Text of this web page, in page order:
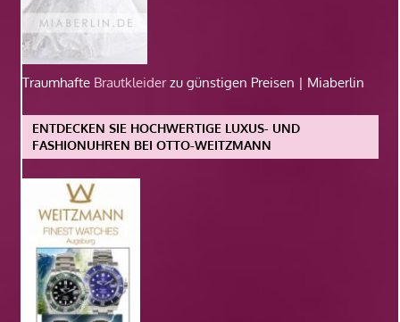
Traumhafte Brautkleiderzu günstigen Preisen | Miaberlin
ENTDECKEN SIE HOCHWERTIGE LUXUS- UND
FASHIONUHREN BEI OTTO-WEITZMANN